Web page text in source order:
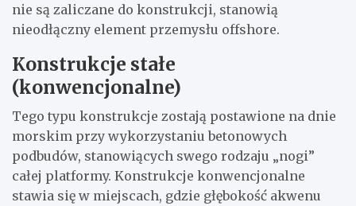
nie są zaliczane do konstrukcji, stanowią
nieodłączny element przemysłu offshore.
Konstrukcje stałe
(konwencjonalne)
Tego typu konstrukcje zostają postawione na dnie
morskim przy wykorzystaniu betonowych
podbudów, stanowiących swego rodzaju „nogi”
całej platformy. Konstrukcje konwencjonalne
stawia się w miejscach, gdzie głębokość akwenu